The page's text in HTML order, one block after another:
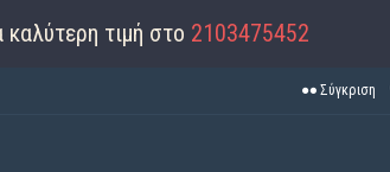
τιμή στο 2103475452
Σύγκριση